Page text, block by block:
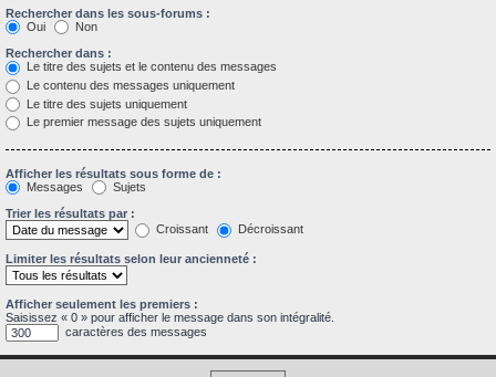
Rechercher dans les sous-forums :
Oui
Non
Rechercher dans :
Le titre des sujets et le contenu des messages
Le contenu des messages uniquement
Le titre des sujets uniquement
Le premier message des sujets uniquement
Afficher les résultats sous forme de :
Messages
Sujets
Trier les résultats par :
Croissant
Décroissant
Limiter les résultats selon leur ancienneté :
Afficher seulement les premiers :
Saisissez « 0 » pour afficher le message dans son intégralité.
caractères des messages